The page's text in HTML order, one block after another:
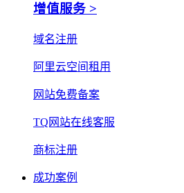
增值服务 >
域名注册
阿里云空间租用
网站免费备案
TQ网站在线客服
商标注册
成功案例